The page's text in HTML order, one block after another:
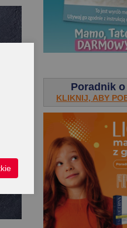
Poradnik
KLIKNIJ, ABY